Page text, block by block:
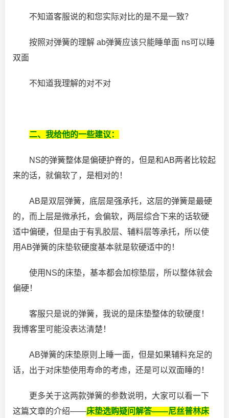
不知道客服说的和您实际对比的是不是一致？
按照对弹簧的理解 ab弹簧应该只能睡单面 ns可以睡
双面
不知道我理解的对不对
二、我给他的一些建议：
NS的弹簧整体是偏硬护脊的，但是和AB两者比较起
来的话，就偏软了，是相对的！
AB是双层弹簧，底层是强承托，这层的弹簧是最硬
的，而上层是微承托，会偏软，两层综合下来的话软硬
适中偏硬，但是由于有乳胶层、辅料层等承托，所以使
用AB弹簧的床垫软硬度基本就是软硬适中的！
使用NS的床垫，基本都会加棕垫层，所以整体就会
偏硬！
客服只是说的弹簧，我说的是床垫整体的软硬度！
我博客里可能没表达清楚！
AB弹簧的床垫原则上睡一面，但是如果辅料充足的
话，出于对床垫使用寿命的考虑，还是可以双面睡的！
更多关于这两款弹簧的参数说明，大家可以看一下
这篇文章的介绍——床垫选购疑问解答——尼丝普林床